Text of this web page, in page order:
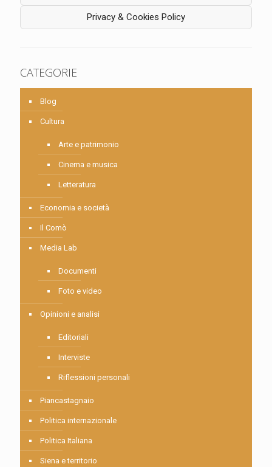
Privacy & Cookies Policy
CATEGORIE
Blog
Cultura
Arte e patrimonio
Cinema e musica
Letteratura
Economia e società
Il Comò
Media Lab
Documenti
Foto e video
Opinioni e analisi
Editoriali
Interviste
Riflessioni personali
Piancastagnaio
Politica internazionale
Politica Italiana
Siena e territorio